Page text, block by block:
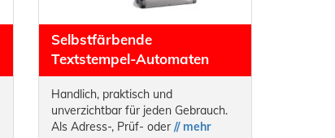
Selbstfärbende
Textstempel-Automaten
Handlich, praktisch und
unverzichtbar für jeden Gebrauch.
Als Adress-, Prüf- oder// mehr